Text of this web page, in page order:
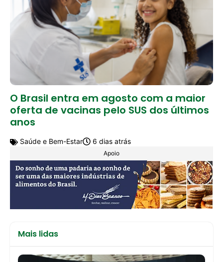
O Brasil entra em agosto com a maior
oferta de vacinas pelo SUS dos últimos
anos
Saúde e Bem-Estar 6 dias atrás
Apoio
Mais lidas